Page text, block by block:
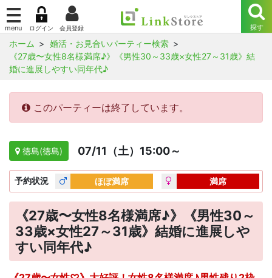
ホーム
婚活・お見合いパーティー検索
《27歳〜女性8名様満席♪》《男性30～33歳×女性27～31歳》結
婚に進展しやすい同年代♪
このパーティーは終了しています。
徳島(徳島) 07/11（土）15:00～
予約状況 ほぼ満席 満席
《27歳〜女性8名様満席♪》《男性30～
33歳×女性27～31歳》結婚に進展しや
すい同年代♪